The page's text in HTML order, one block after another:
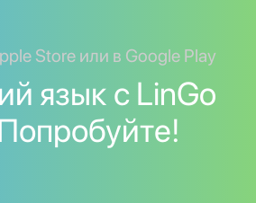
Store или в Google Play
язык с LinGo